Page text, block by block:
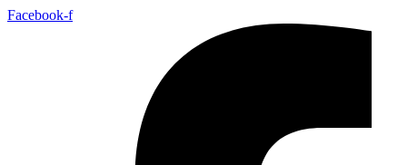
Facebook-f